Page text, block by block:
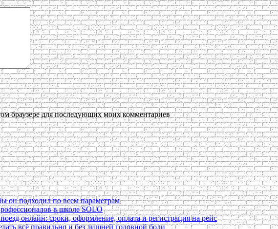
браузере для последующих моих комментариев
он подходил по всем параметрам
в школе SOLO
онлайн: сроки, оформление, оплата и регистрация на рейс
всё правильно и без лишней головной боли